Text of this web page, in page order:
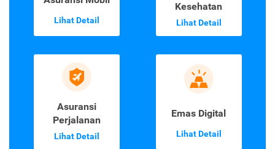
Lihat Detail
Kesehatan
Lihat Detail
Asuransi
Perjalanan
Lihat Detail
Emas Digital
Lihat Detail